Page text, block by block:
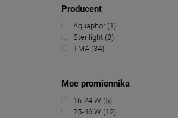
Producent
Aquaphor (1)
Sterilight (8)
TMA (34)
Moc promiennika
16-24 W (5)
25-46 W (12)